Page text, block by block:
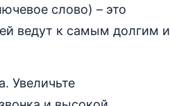
слово) – это
ведут к самым долгим и
Увеличьте